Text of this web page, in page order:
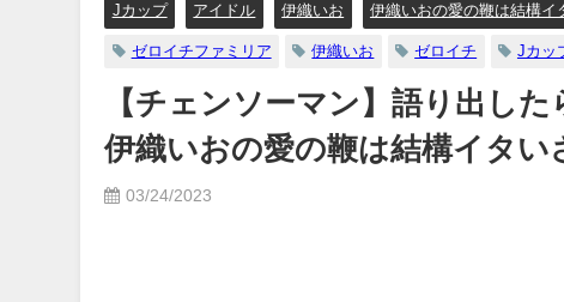
Jカップ アイドル 伊織いお 伊織いおの愛の鞭は結構イ
ゼロイチファミリア 伊織いお ゼロイチ Jカッ
【チェンソーマン】語り出し
伊織いおの愛の鞭は結構イタい
03/24/2023